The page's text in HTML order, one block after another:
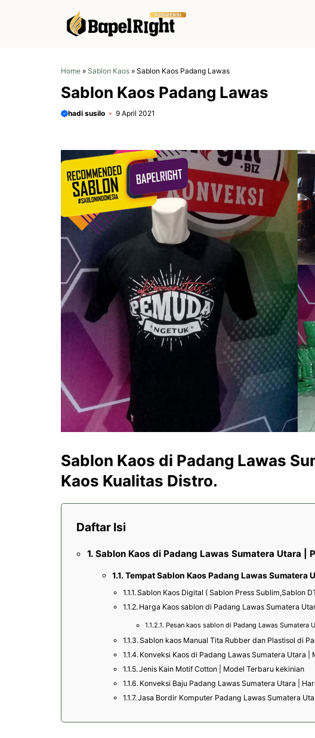
Home » Sablon Kaos » Sablon Kaos Padang Lawas
Sablon Kaos Padang Lawas
hadi susilo 9 April 2021
Sablon Kaos di Padang Lawas
Kaos Kualitas Distro.
Daftar Isi
Sablon Kaos di Padang Lawas Sumatera Utara |
Tempat Sablon Kaos Padang Lawas Sumatera
Sablon Kaos Digital ( Sablon Press Sublim,Sablon
Harga Kaos sablon di Padang Lawas Sumatera
Pesan kaos sablon di Padang Lawas Sumatera
Sablon kaos Manual Tita Rubber dan Plastisol di
Konveksi Kaos di Padang Lawas Sumatera Utara |
Jenis Kain Motif Cotton | Model Terbaru kekinian
Konveksi Baju Padang Lawas Sumatera Utara |
Jasa Bordir Komputer Padang Lawas Sumatera